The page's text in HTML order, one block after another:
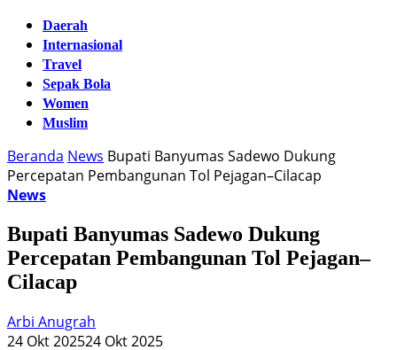
Daerah
Internasional
Travel
Sepak Bola
Women
Muslim
Beranda News Bupati Banyumas Sadewo Dukung
Percepatan Pembangunan Tol Pejagan–Cilacap
News
Bupati Banyumas Sadewo Dukung
Percepatan Pembangunan Tol Pejagan–
Cilacap
Arbi Anugrah
24 Okt 202524 Okt 2025